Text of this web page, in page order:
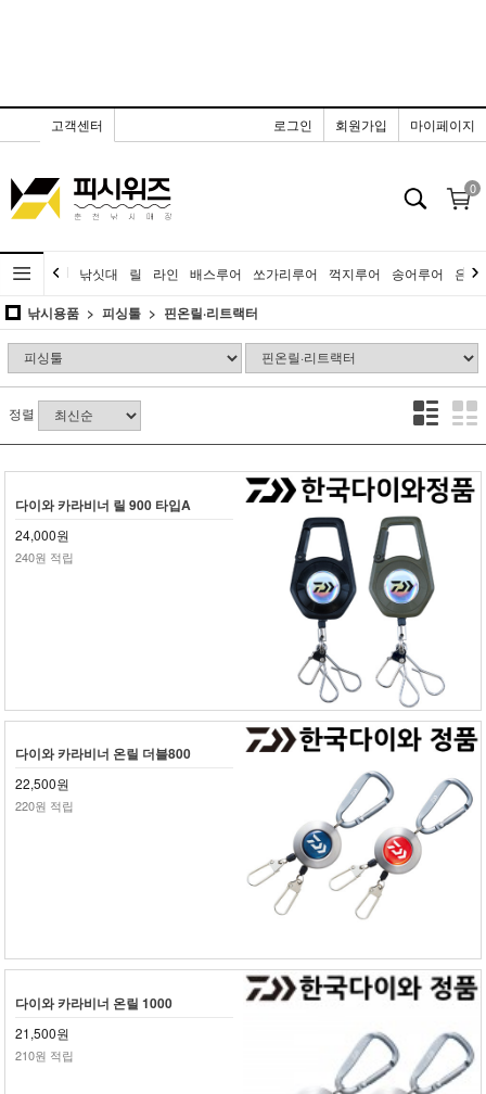
고객센터 로그인 회원가입 마이페이지
0
낚싯대 릴 라인 배스루어 쏘가리루어 꺽지루어 송어루어 은어
낚시용품 피싱툴 핀온릴·리트랙터
정렬
다이와 카라비너 릴 900 타입A
24,000원
240원 적립
다이와 카라비너 온릴 더블800
22,500원
220원 적립
다이와 카라비너 온릴 1000
21,500원
210원 적립